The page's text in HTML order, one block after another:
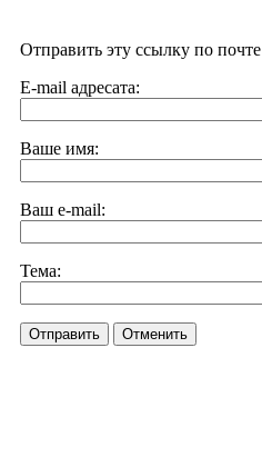
Отправить эту ссылку по почте
E-mail адресата:
Ваше имя:
Ваш e-mail:
Тема:
Отправить Отменить